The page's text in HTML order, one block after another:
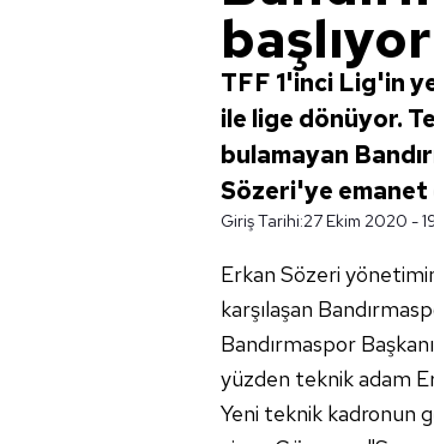
başlıyor
TFF 1'inci Lig'in
ile lige dönüyor.
bulamayan
Sözeri'ye
Giriş Tarihi:27 Ekim 2020 -
Erkan Sözeri
karşılaşan
Bandırmaspor
yüzden teknik adam
Yeni teknik kadronun